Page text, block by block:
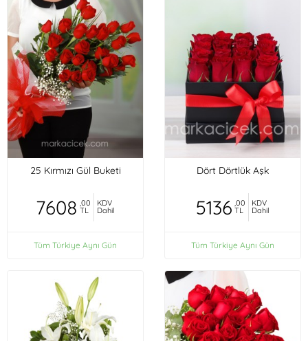
25 Kırmızı Gül Buketi
7608 ,00
TL
KDV
Dahil
Tüm Türkiye Aynı Gün
Dört Dörtlük Aşk
5136 ,00
TL
KDV
Dahil
Tüm Türkiye Aynı Gün